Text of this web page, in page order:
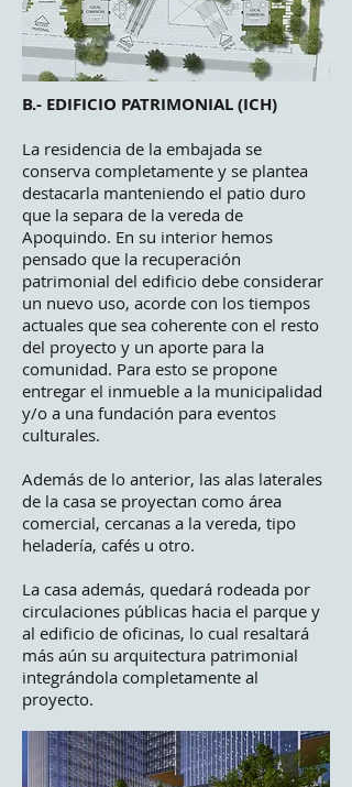
B.- EDIFICIO PATRIMONIAL (ICH)
La residencia de la embajada se
conserva completamente y se plantea
destacarla manteniendo el patio duro
que la separa de la vereda de
Apoquindo. En su interior hemos
pensado que la recuperación
patrimonial del edificio debe considerar
un nuevo uso, acorde con los tiempos
actuales que sea coherente con el resto
del proyecto y un aporte para la
comunidad. Para esto se propone
entregar el inmueble a la municipalidad
y/o a una fundación para eventos
culturales.
Además de lo anterior, las alas laterales
de la casa se proyectan como área
comercial, cercanas a la vereda, tipo
heladería, cafés u otro.
La casa además, quedará rodeada por
circulaciones públicas hacia el parque y
al edificio de oficinas, lo cual resaltará
más aún su arquitectura patrimonial
integrándola completamente al
proyecto.